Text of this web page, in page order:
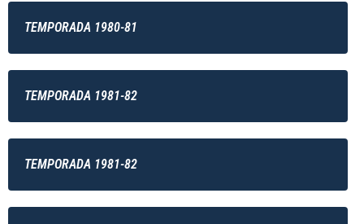
TEMPORADA 1980-81
TEMPORADA 1981-82
TEMPORADA 1981-82